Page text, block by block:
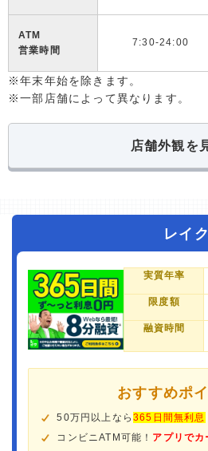
ATM
営業時間
7:30-24:00
※年末年始を除きます。
※一部店舗によって異なります。
店舗外観を
レイク
実質年率
限度額
融資時間
おすすめポ
50万円以上なら365日間無利息
コンビニATM可能！ アプリでカ